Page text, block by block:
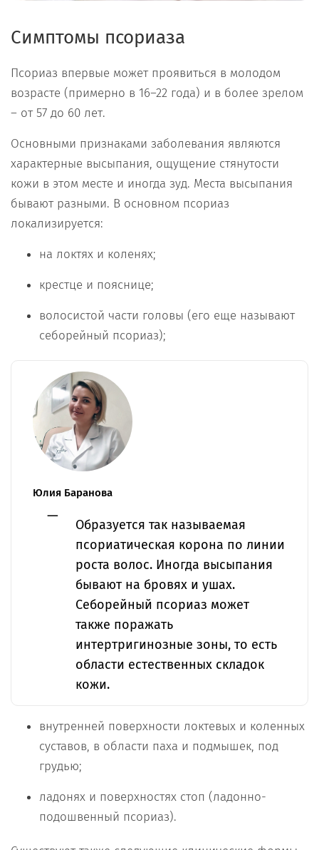
Симптомы псориаза
Псориаз впервые может проявиться в молодом
возрасте (примерно в 16–22 года) и в более зрелом
– от 57 до 60 лет.
Основными признаками заболевания являются
характерные высыпания, ощущение стянутости
кожи в этом месте и иногда зуд. Места высыпания
бывают разными. В основном псориаз
локализируется:
на локтях и коленях;
крестце и пояснице;
волосистой части головы (его еще называют
себорейный псориаз);
Юлия Баранова
Образуется так называемая
псориатическая корона по линии
роста волос. Иногда высыпания
бывают на бровях и ушах.
Себорейный псориаз может
также поражать
интертригинозные зоны, то есть
области естественных складок
кожи.
внутренней поверхности локтевых и коленных
суставов, в области паха и подмышек, под
грудью;
ладонях и поверхностях стоп (ладонно-
подошвенный псориаз).